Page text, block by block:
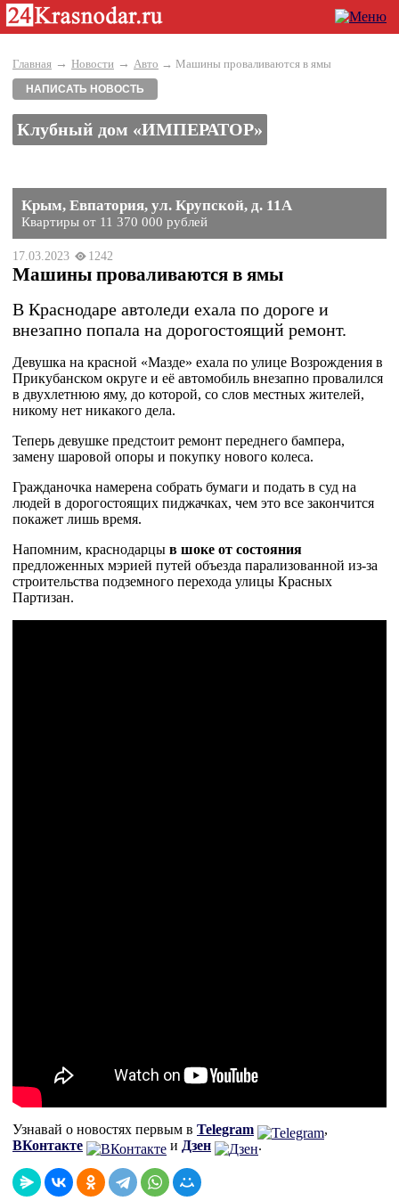
Главная → Новости → Авто → Машины проваливаются в ямы
НАПИСАТЬ НОВОСТЬ
Клубный дом «ИМПЕРАТОР»
Крым, Евпатория, ул. Крупской, д. 11А
Квартиры от 11 370 000 рублей
17.03.2023 1242
Машины проваливаются в ямы
В Краснодаре автоледи ехала по дороге и
внезапно попала на дорогостоящий ремонт.
Девушка на красной «Мазде» ехала по улице Возрождения в
Прикубанском округе и её автомобиль внезапно провалился
в двухлетнюю яму, до которой, со слов местных жителей,
никому нет никакого дела.
Теперь девушке предстоит ремонт переднего бампера,
замену шаровой опоры и покупку нового колеса.
Гражданочка намерена собрать бумаги и подать в суд на
людей в дорогостоящих пиджачках, чем это все закончится
покажет лишь время.
Напомним, краснодарцы в шоке от состояния
предложенных мэрией путей объезда парализованной из-за
строительства подземного перехода улицы Красных
Партизан.
Узнавай о новостях первым в Telegram
,
ВКонтакте
и Дзен .